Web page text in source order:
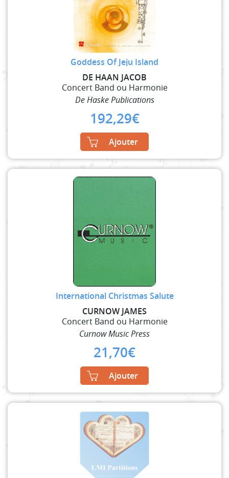
Goddess Of Jeju Island
DE HAAN JACOB
Concert Band ou Harmonie
De Haske Publications
192,29€
Ajouter
International Christmas Salute
CURNOW JAMES
Concert Band ou Harmonie
Curnow Music Press
21,70€
Ajouter